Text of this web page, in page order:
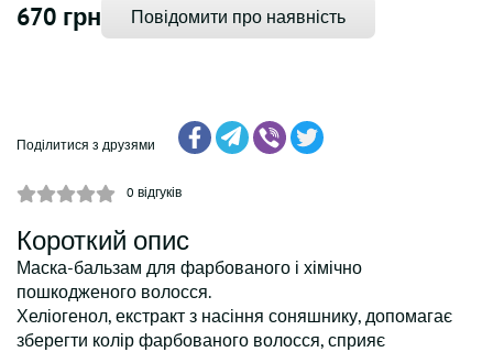
670 грн Повідомити про наявність
Поділитися з друзями
0 відгуків
Короткий опис
Маска-бальзам для фарбованого і хімічно
пошкодженого волосся.
Хеліогенол, екстракт з насіння соняшнику, допомагає
зберегти колір фарбованого волосся, сприяє